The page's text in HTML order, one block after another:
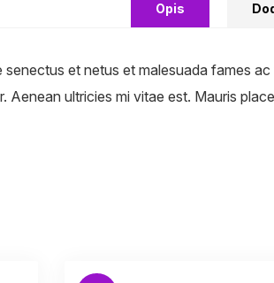
Opis
et netus et malesuada fames
Aenean ultricies mi vitae est. Mauris